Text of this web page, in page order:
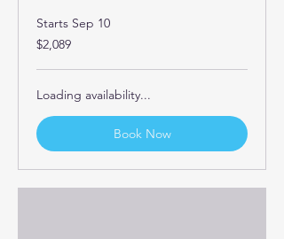
Starts Sep 10
2,089
US
$2,089
Loading availability...
Book Now